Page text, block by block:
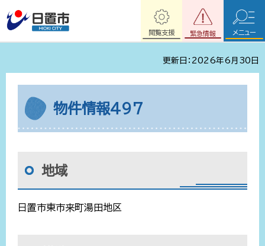
緊急情報
閲覧支援 メニュー
更新日：2026年6月30日
物件情報497
地域
日置市東市来町湯田地区